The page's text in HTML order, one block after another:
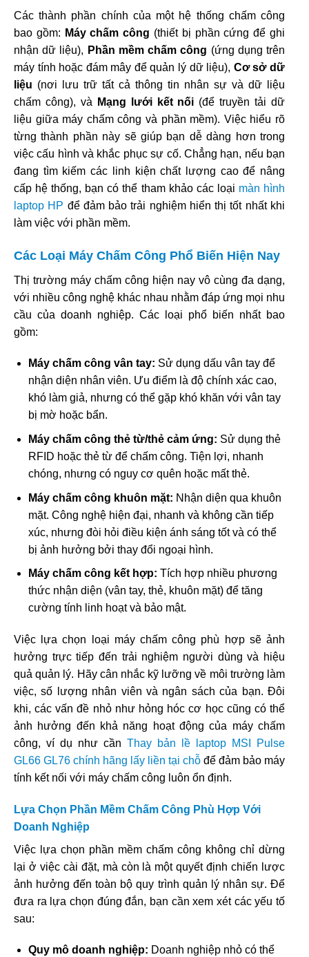
Các thành phần chính của một hệ thống chấm công
bao gồm: Máy chấm công (thiết bị phần cứng để ghi
nhận dữ liệu), Phần mềm chấm công (ứng dụng trên
máy tính hoặc đám mây để quản lý dữ liệu), Cơ sở dữ
liệu (nơi lưu trữ tất cả thông tin nhân sự và dữ liệu
chấm công), và
Mạng lưới kết nối (để truyền tải dữ
liệu giữa máy chấm công và phần mềm). Việc hiểu rõ
từng thành phần này sẽ giúp bạn dễ dàng hơn trong
việc cấu hình và khắc phục sự cố. Chẳng hạn, nếu bạn
đang tìm kiếm các linh kiện chất lượng cao để nâng
cấp hệ thống, bạn có thể tham khảo các loại màn hình
laptop HP để đảm bảo trải nghiệm hiển thị tốt nhất khi
làm việc với phần mềm.
Các Loại Máy Chấm Công Phổ Biến Hiện Nay
Thị trường máy chấm công hiện nay vô cùng đa dạng,
với nhiều công nghệ khác nhau nhằm đáp ứng mọi nhu
cầu của doanh nghiệp. Các loại phổ biến nhất bao
gồm:
Máy chấm công vân tay: Sử dụng dấu vân tay để
nhận diện nhân viên. Ưu điểm là độ chính xác cao,
khó làm giả, nhưng có thể gặp khó khăn với vân tay
bị mờ hoặc bẩn.
Máy chấm công thẻ từ/thẻ cảm ứng: Sử dụng thẻ
RFID hoặc thẻ từ để chấm công. Tiện lợi, nhanh
chóng, nhưng có nguy cơ quên hoặc mất thẻ.
Máy chấm công khuôn mặt: Nhận diện qua khuôn
mặt. Công nghệ hiện đại, nhanh và không cần tiếp
xúc, nhưng đòi hỏi điều kiện ánh sáng tốt và có thể
bị ảnh hưởng bởi thay đổi ngoại hình.
Máy chấm công kết hợp: Tích hợp nhiều phương
thức nhận diện (vân tay, thẻ, khuôn mặt) để tăng
cường tính linh hoạt và bảo mật.
Việc lựa chọn loại máy chấm công phù hợp sẽ ảnh
hưởng trực tiếp đến trải nghiệm người dùng và hiệu
quả quản lý. Hãy cân nhắc kỹ lưỡng về môi trường làm
việc, số lượng nhân viên và ngân sách của bạn. Đôi
khi, các vấn đề nhỏ như hỏng hóc cơ học cũng có thể
ảnh hưởng đến khả năng hoạt động của máy chấm
công, ví dụ như cần Thay bản lề laptop MSI Pulse
GL66 GL76 chính hãng lấy liền tại chỗ để đảm bảo máy
tính kết nối với máy chấm công luôn ổn định.
Lựa Chọn Phần Mềm Chấm Công Phù Hợp Với
Doanh Nghiệp
Việc lựa chọn phần mềm chấm công không chỉ dừng
lại ở việc cài đặt, mà còn là một quyết định chiến lược
ảnh hưởng đến toàn bộ quy trình quản lý nhân sự. Để
đưa ra lựa chọn đúng đắn, bạn cần xem xét các yếu tố
sau:
Quy mô doanh nghiệp: Doanh nghiệp nhỏ có thể